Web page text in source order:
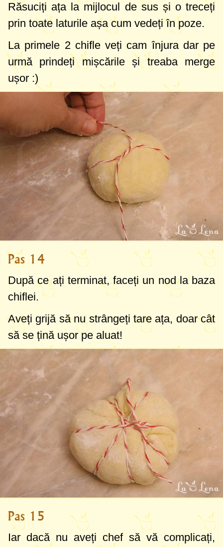
Răsuciți ața la mijlocul de sus și o treceți
prin toate laturile așa cum vedeți în poze.
La primele 2 chifle veți cam înjura dar pe
urmă prindeți mișcările și treaba merge
ușor :)
Pas 14
După ce ați terminat, faceți un nod la baza
chiflei.
Aveți grijă să nu strângeți tare ața, doar cât
să se țină ușor pe aluat!
Pas 15
Iar dacă nu aveți chef să vă complicați,